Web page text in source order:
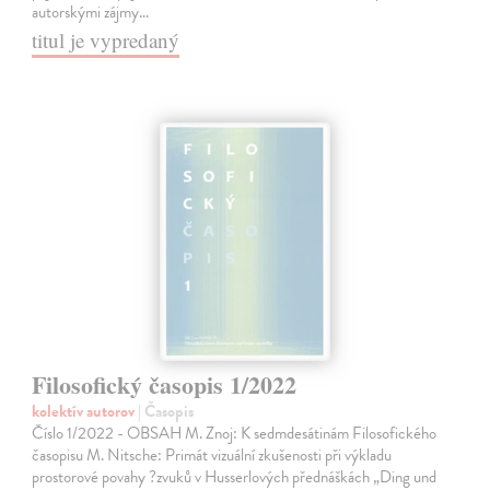
autorskými zájmy…
titul je vypredaný
Filosofický časopis 1/2022
kolektív autorov| Časopis
Číslo 1/2022 - OBSAH M. Znoj: K sedmdesátinám Filosofického
časopisu M. Nitsche: Primát vizuální zkušenosti při výkladu
prostorové povahy ?zvuků v Husserlových přednáškách „Ding und